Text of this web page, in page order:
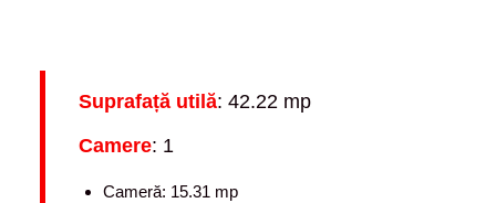
Suprafață utilă: 42.22 mp
Camere: 1
Cameră: 15.31 mp